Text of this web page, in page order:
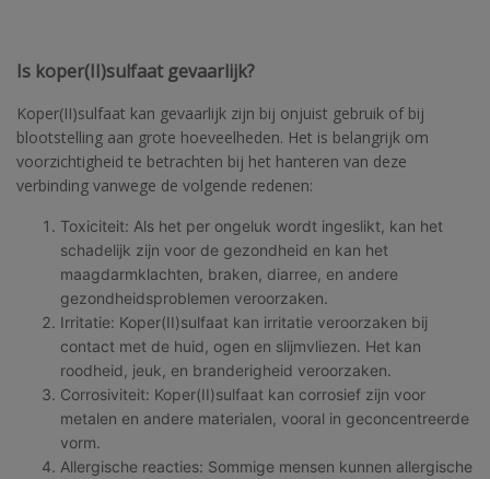
Is koper(II)sulfaat gevaarlijk?
Koper(II)sulfaat kan gevaarlijk zijn bij onjuist gebruik of bij
blootstelling aan grote hoeveelheden. Het is belangrijk om
voorzichtigheid te betrachten bij het hanteren van deze
verbinding vanwege de volgende redenen:
Toxiciteit: Als het per ongeluk wordt ingeslikt, kan het
schadelijk zijn voor de gezondheid en kan het
maagdarmklachten, braken, diarree, en andere
gezondheidsproblemen veroorzaken.
Irritatie: Koper(II)sulfaat kan irritatie veroorzaken bij
contact met de huid, ogen en slijmvliezen. Het kan
roodheid, jeuk, en branderigheid veroorzaken.
Corrosiviteit: Koper(II)sulfaat kan corrosief zijn voor
metalen en andere materialen, vooral in geconcentreerde
vorm.
Allergische reacties: Sommige mensen kunnen allergische